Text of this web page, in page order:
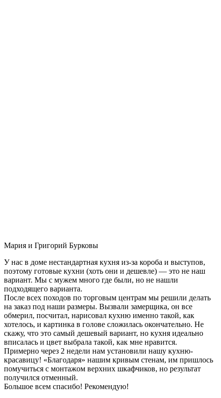
Мария и Григорий Бурковы
У нас в доме нестандартная кухня из-за короба и выступов,
поэтому готовые кухни (хоть они и дешевле) — это не наш
вариант. Мы с мужем много где были, но не нашли
подходящего варианта.
После всех походов по торговым центрам мы решили делать
на заказ под наши размеры. Вызвали замерщика, он все
обмерил, посчитал, нарисовал кухню именно такой, как
хотелось, и картинка в голове сложилась окончательно. Не
скажу, что это самый дешевый вариант, но кухня идеально
вписалась и цвет выбрала такой, как мне нравится.
Примерно через 2 недели нам установили нашу кухню-
красавицу! «Благодаря» нашим кривым стенам, им пришлось
помучиться с монтажом верхних шкафчиков, но результат
получился отменный.
Большое всем спасибо! Рекомендую!